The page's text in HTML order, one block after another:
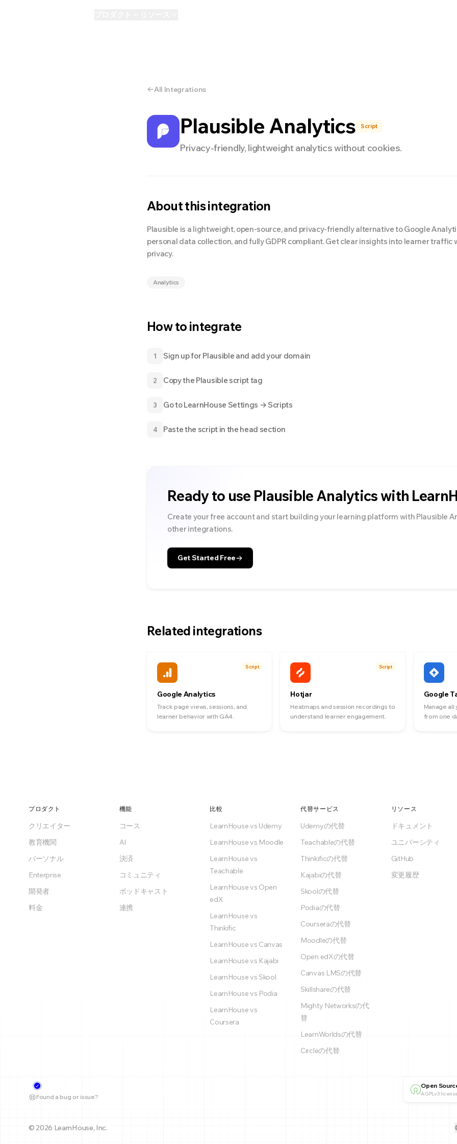
All Integrations
Plausible Analytics Script
Privacy-friendly, lightweight analytics without cookies.
About this integration
Plausible is a lightweight, open-source, and privacy-friendly alternative to Google
personal data collection, and fully GDPR compliant. Get clear insights into learner
privacy.
Analytics
How to integrate
1 Sign up for Plausible and add your domain
2 Copy the Plausible script tag
3 Go to LearnHouse Settings → Scripts
4 Paste the script in the head section
Ready to use Plausible Analyticswith
Create your free account and start building your learning platform with Plausible
other integrations.
Get Started Free
Related integrations
Script
Google Analytics
Track page views, sessions, and
learner behavior with GA4.
Script
Hotjar
Heatmaps and session recordings to
understand learner engagement.
Google
Manage
from one
プロダクト
クリエイター
教育機関
パーソナル
Enterprise
開発者
料金
機能
コース
AI
決済
コミュニティ
ポッドキャスト
連携
比較
LearnHouse vs Udemy
LearnHouse vs Moodle
LearnHouse vs
Teachable
LearnHouse vs Open
edX
LearnHouse vs
Thinkific
LearnHouse vs Canvas
LearnHouse vs Kajabi
LearnHouse vs Skool
LearnHouse vs Podia
LearnHouse vs
Coursera
代替サービス
Udemyの代替
Teachableの代替
Thinkificの代替
Kajabiの代替
Skoolの代替
Podiaの代替
Courseraの代替
Moodleの代替
Open edXの代替
Canvas LMSの代替
Skillshareの代替
Mighty Networksの代
替
LearnWorldsの代替
Circleの代替
リソース
ドキュメント
ユニバーシティ
GitHub
変更履歴
Found a bug or issue?
Open
AGPLv3
© 2026 LearnHouse, Inc.